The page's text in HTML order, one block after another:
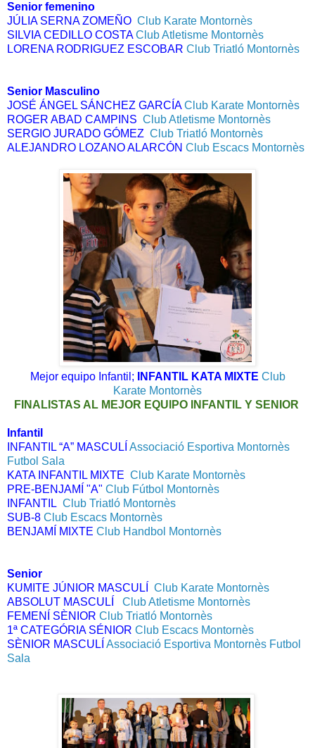
Senior femenino
JÚLIA SERNA ZOMEÑO Club Karate Montornès
SILVIA CEDILLO COSTA Club Atletisme Montornès
LORENA RODRIGUEZ ESCOBAR Club Triatló Montornès
Senior Masculino
JOSÉ ÁNGEL SÁNCHEZ GARCÍA Club Karate Montornès
ROGER ABAD CAMPINS Club Atletisme Montornès
SERGIO JURADO GÓMEZ Club Triatló Montornès
ALEJANDRO LOZANO ALARCÓN Club Escacs Montornès
Mejor equipo Infantil; INFANTIL KATA MIXTE Club
Karate Montornès
FINALISTAS AL MEJOR EQUIPO INFANTIL Y SENIOR
Infantil
INFANTIL “A” MASCULÍ Associació Esportiva Montornès
Futbol Sala
KATA INFANTIL MIXTE Club Karate Montornès
PRE-BENJAMÍ "A" Club Fútbol Montornès
INFANTIL Club Triatló Montornès
SUB-8 Club Escacs Montornès
BENJAMÍ MIXTE Club Handbol Montornès
Senior
KUMITE JÚNIOR MASCULÍ Club Karate Montornès
ABSOLUT MASCULÍ
Club Atletisme Montornès
FEMENÍ SÈNIOR Club Triatló Montornès
1ª CATEGÓRIA SÉNIOR Club Escacs Montornès
SÈNIOR MASCULÍ Associació Esportiva Montornès Futbol
Sala